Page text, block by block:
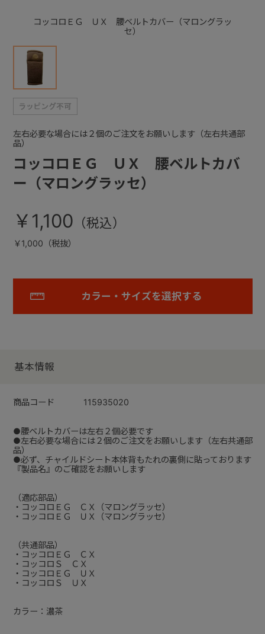
コッコロＥＧ ＵＸ 腰ベルトカバー（マロングラッ
セ）
コッコロＥＧ ＵＸ 腰ベルトカバ
ー（マロングラッセ）
左右必要な場合には２個のご注文をお願いします（左右共通部
品）
￥1,100
￥1,000（税抜）
カラー・サイズを選択する
基本情報
商品コード 115935020
●腰ベルトカバーは左右２個必要です
●左右必要な場合には２個のご注文をお願いします（左右共通部
品）
●必ず、チャイルドシート本体背もたれの裏側に貼っております
『製品名』のご確認をお願いします
（適応部品）
・コッコロＥＧ ＣＸ（マロングラッセ）
・コッコロＥＧ ＵＸ（マロングラッセ）
（共通部品）
・コッコロＥＧ ＣＸ
・コッコロＳ ＣＸ
・コッコロＥＧ ＵＸ
・コッコロＳ ＵＸ
カラー：濃茶